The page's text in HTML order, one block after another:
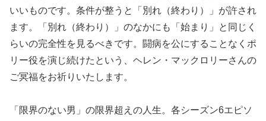
いいものです。条件が整うと「別れ（終わり）」が許され
ます。「別れ（終わり）」のなかにも「始まり」と同じく
らいの完全性を見るべきです。闘病を公にすることなくポ
リー役を演じ続けたという、ヘレン・マックロリーさんの
ご冥福をお祈りいたします。
「限界のない男」の限界超えの人生。各シーズン6エピソ